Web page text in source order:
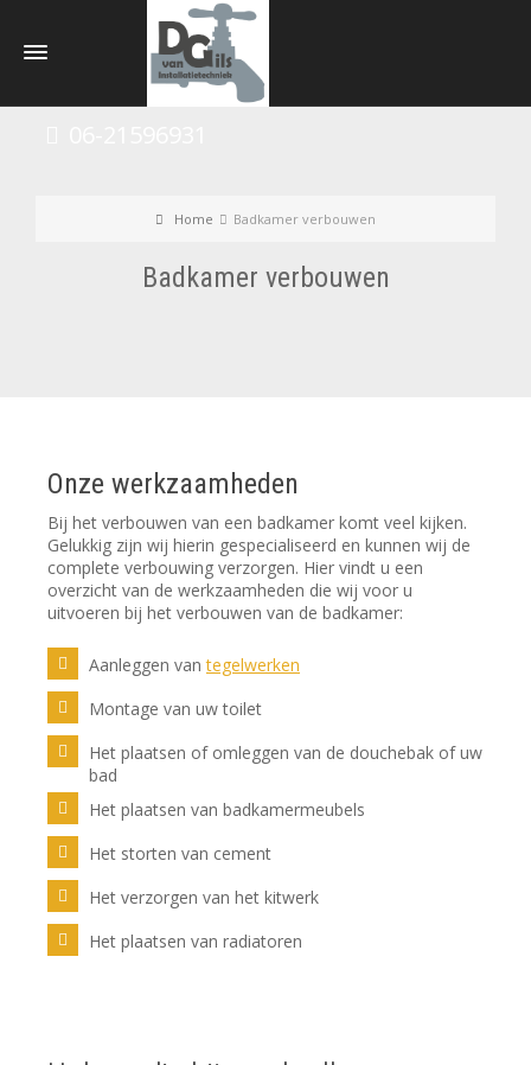
Home Badkamer verbouwen
Badkamer verbouwen
Onze werkzaamheden
Bij het verbouwen van een badkamer komt veel kijken.
Gelukkig zijn wij hierin gespecialiseerd en kunnen wij de
complete verbouwing verzorgen. Hier vindt u een
overzicht van de werkzaamheden die wij voor u
uitvoeren bij het verbouwen van de badkamer:
Aanleggen vantegelwerken
Montage van uw toilet
Het plaatsen of omleggen van de douchebak of uw
bad
Het plaatsen van badkamermeubels
Het storten van cement
Het verzorgen van het kitwerk
Het plaatsen van radiatoren